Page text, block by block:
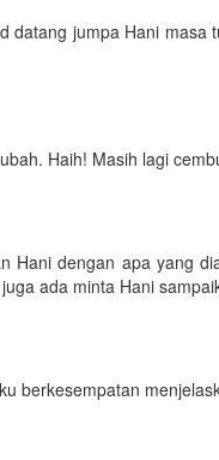
datang jumpa Hani
Haih! Masih lagi
Hani dengan apa yang
ada minta Hani
berkesempatan